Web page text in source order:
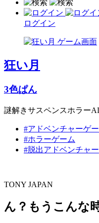
ログイン
狂い月
3色ぱん
謎解きサスペンスホラー
#アドベンチャーゲ
#ホラーゲーム
#脱出アドベンチャー
TONY JAPAN
ん？もうこんな